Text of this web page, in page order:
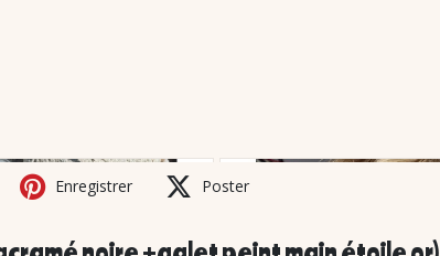
Enregistrer Poster